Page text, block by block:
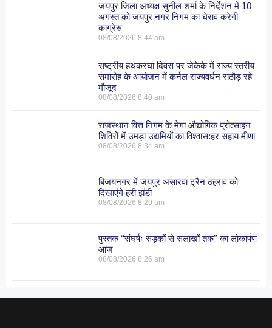
जयपुर जिला अध्यक्ष सुनील शर्मा के निर्देशन में 10
अगस्त को जयपुर नगर निगम का घेराव करेगी
कांग्रेस
08/08/20268:44 am
राष्ट्रीय हथकरघा दिवस पर जेकेके में राज्य स्तरीय
समारोह के आयोजन में कर्नल राज्यवर्धन राठौड़ रहे
मौजूद
08/08/20268:40 am
राजस्थान वित्त निगम के मेगा औद्योगिक प्रोत्साहन
शिविरों में उमड़ा उद्यमियों का विश्वास:हर सहाय मीणा
08/08/20268:34 am
बिजयनगर में जयपुर असारवा ट्रैन ठहराव को
दिखाएंगे हरी झंडी
08/08/20268:29 am
पुस्तक ‘‘संघर्षः सड़कों से सलाखों तक’’ का लोकार्पण
आज
08/08/20268:26 am